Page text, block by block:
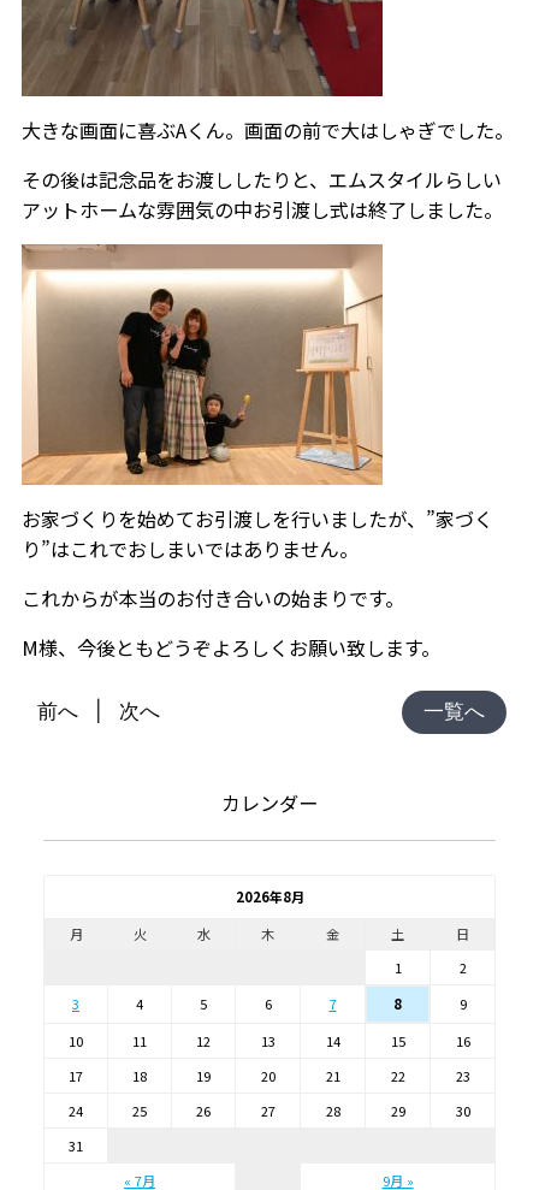
大きな画面に喜ぶAくん。画面の前で大はしゃぎでした。
その後は記念品をお渡ししたりと、エムスタイルらしい
アットホームな雰囲気の中お引渡し式は終了しました。
お家づくりを始めてお引渡しを行いましたが、”家づく
り”はこれでおしまいではありません。
これからが本当のお付き合いの始まりです。
M様、今後ともどうぞよろしくお願い致します。
一覧へ
前へ 次へ
カレンダー
2026年8月
月
火 水 木 金 土 日
« 7月 9月 »
1
2
3
4 5 6 7 8
9
10
11 12 13 14 15
16
17
18 19 20 21 22
23
24
25 26 27 28 29
30
31